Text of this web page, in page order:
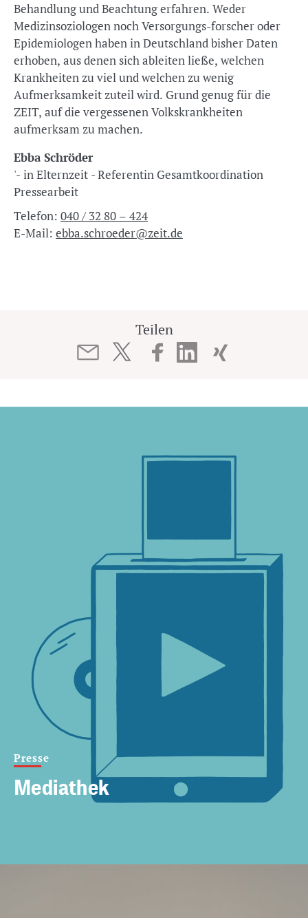
Behandlung und Beachtung erfahren. Weder
Medizinsoziologen noch Versorgungs-forscher oder
Epidemiologen haben in Deutschland bisher Daten
erhoben, aus denen sich ableiten ließe, welchen
Krankheiten zu viel und welchen zu wenig
Aufmerksamkeit zuteil wird. Grund genug für die
ZEIT, auf die vergessenen Volkskrankheiten
aufmerksam zu machen.
Ebba Schröder
'- in Elternzeit - Referentin Gesamtkoordination
Pressearbeit
Telefon: 040 / 32 80 – 424
E-Mail: ebba.schroeder@zeit.de
Teilen
Presse
Mediathek